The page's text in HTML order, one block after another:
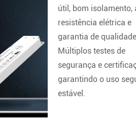
útil, bom isolamento,
resistência elétrica e
garantia de
Múltiplos testes de
segurança e
garantindo o uso
estável.